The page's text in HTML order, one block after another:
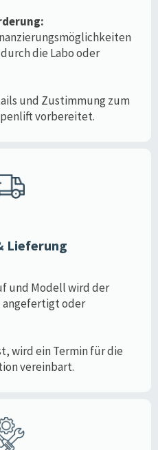
die Labo oder
und Zustimmung zum
vorbereitet.
Lieferung
und Modell wird der
oder
wird ein Termin für die
vereinbart.